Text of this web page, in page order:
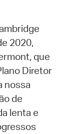
2020,
que
Diretor
nossa
de
lenta e